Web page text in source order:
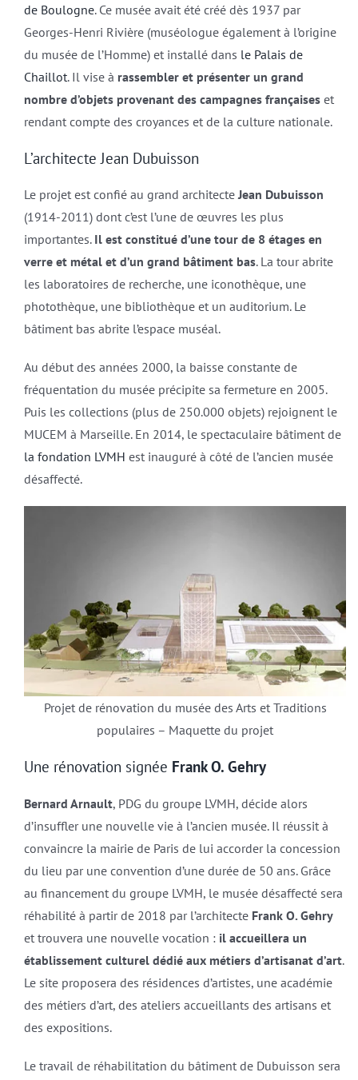
de Boulogne. Ce musée avait été créé dès 1937 par
Georges-Henri Rivière (muséologue également à l’origine
du musée de l’Homme) et installé dans le Palais de
Chaillot. Il vise à rassembler et présenter un grand
nombre d’objets provenant des campagnes françaises et
rendant compte des croyances et de la culture nationale.
L’architecte Jean Dubuisson
Le projet est confié au grand architecteJean Dubuisson
(1914-2011) dont c’est l’une de œuvres les plus
importantes. Il est constitué d’une tour de 8 étages en
verre et métal et d’un grand bâtiment bas. La tour abrite
les laboratoires de recherche, une iconothèque, une
photothèque, une bibliothèque et un auditorium. Le
bâtiment bas abrite l’espace muséal.
Au début des années 2000, la baisse constante de
fréquentation du musée précipite sa fermeture en 2005.
Puis les collections (plus de 250.000 objets) rejoignent le
MUCEM à Marseille. En 2014, le spectaculaire bâtiment de
la fondation LVMH est inauguré à côté de l’ancien musée
désaffecté.
Projet de rénovation du musée des Arts et Traditions
populaires – Maquette du projet
Une rénovation signée Frank O. Gehry
Bernard Arnault, PDG du groupe LVMH, décide alors
d’insuffler une nouvelle vie à l’ancien musée. Il réussit à
convaincre la mairie de Paris de lui accorder la concession
du lieu par une convention d’une durée de 50 ans. Grâce
au financement du groupe LVMH, le musée désaffecté sera
réhabilité à partir de 2018 par l’architecte Frank O. Gehry
et trouvera une nouvelle vocation : il accueillera un
établissement culturel dédié aux métiers d’artisanat d’art.
Le site proposera des résidences d’artistes, une académie
des métiers d’art, des ateliers accueillants des artisans et
des expositions.
Le travail de réhabilitation du bâtiment de Dubuisson sera